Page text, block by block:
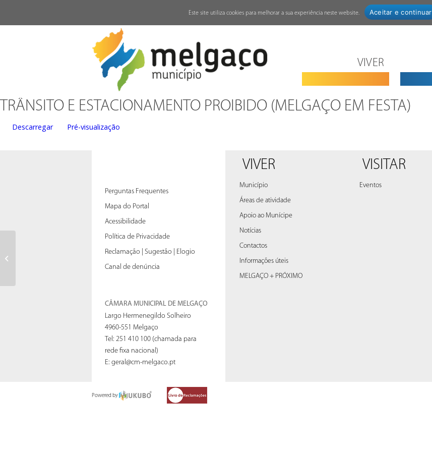
VIVER
TRÂNSITO E ESTACIONAMENTO PROIBIDO (MELGAÇO EM FESTA)
Descarregar Pré-visualização
Perguntas Frequentes
Mapa do Portal
Acessibilidade
Política de Privacidade
Reclamação | Sugestão | Elogio
Canal de denúncia
CÂMARA MUNICIPAL DE MELGAÇO
Largo Hermenegildo Solheiro
4960-551 Melgaço
Tel: 251 410 100 (chamada para
rede fixa nacional)
E:geral@cm-melgaco.pt
VIVER
Município
Áreas de atividade
Apoio ao Munícipe
Notícias
Contactos
Informações úteis
MELGAÇO + PRÓXIMO
VISITAR
Eventos
Powered by
Corte de estrada dia 15 (Festa
Este site utiliza cookies para melhorar a sua experiência neste website. Aceitar e continuar